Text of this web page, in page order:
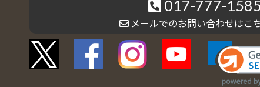
017-777-
メールでのお問い合わせはこ